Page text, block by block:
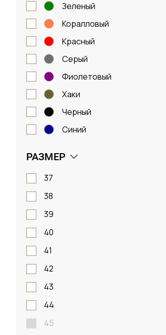
зеленый
коралловый
красный
серый
фиолетовый
хаки
черный
синий
РАЗМЕР
37
38
39
40
41
42
43
44
45